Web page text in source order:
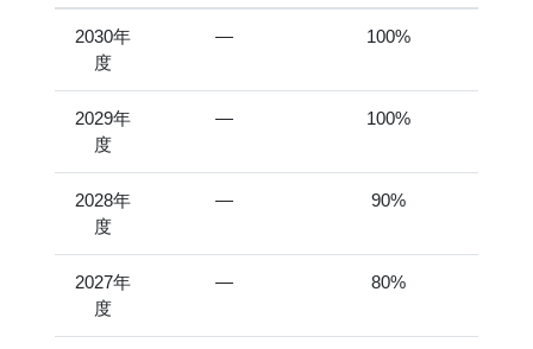
2030年
度
― 100%
2029年
度
― 100%
2028年
度
― 90%
2027年
度
― 80%